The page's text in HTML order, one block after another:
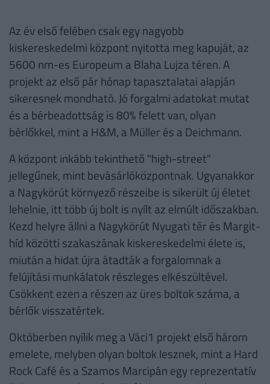
Az év első felében csak egy nagyobb
kiskereskedelmi központ nyitotta meg kapuját, az
5600 nm-es Europeum a Blaha Lujza téren. A
projekt az első pár hónap tapasztalatai alapján
sikeresnek mondható. Jó forgalmi adatokat mutat
és a bérbeadottság is 80% felett van, olyan
bérlőkkel, mint a H&M, a Müller és a Deichmann.
A központ inkább tekinthető "high-street"
jellegűnek, mint bevásárlóközpontnak. Ugyanakkor
a Nagykörút környező részeibe is sikerült új életet
lehelnie, itt több új bolt is nyílt az elmúlt időszakban.
Kezd helyre állni a Nagykörút Nyugati tér és Margit-
híd közötti szakaszának kiskereskedelmi élete is,
miután a hidat újra átadták a forgalomnak a
felújítási munkálatok részleges elkészültével.
Csökkent ezen a részen az üres boltok száma, a
bérlők visszatértek.
Októberben nyílik meg a Váci1 projekt első három
emelete, melyben olyan boltok lesznek, mint a Hard
Rock Café és a Szamos Marcipán egy reprezentatív